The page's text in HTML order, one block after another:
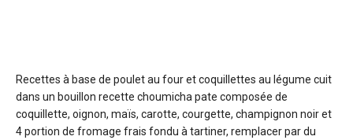
Recettes à base de poulet au four et coquillettes au légume cuit
dans un bouillon recette choumicha pate composée de
coquillette, oignon, maïs, carotte, courgette, champignon noir et
4 portion de fromage frais fondu à tartiner, remplacer par du